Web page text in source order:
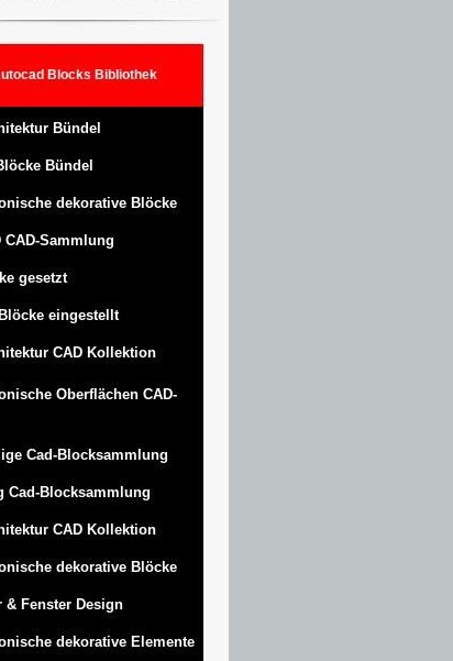
Blocks Bibliothek
Bündel
Bündel
dekorative Blöcke
CAD-Sammlung
gesetzt
eingestellt
CAD Kollektion
Oberflächen CAD-
Cad-Blocksammlung
Cad-Blocksammlung
CAD Kollektion
dekorative Blöcke
& Fenster Design
dekorative Elemente